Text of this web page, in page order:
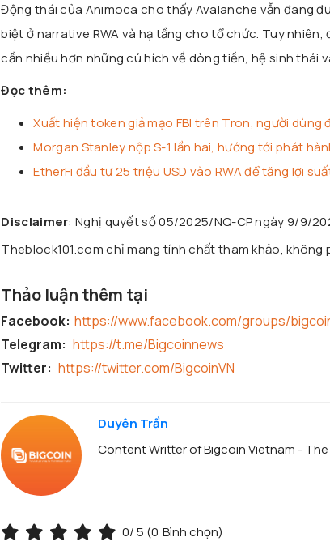
Động thái của Animoca cho thấy Avalanche vẫn đang
biệt ở narrative RWA và hạ tầng cho tổ chức. Tuy
cần nhiều hơn những cú hích về dòng tiền, hệ sinh thái
Đọc thêm:
Xuất hiện token giả mạo FBI trên Tron, người dùng
Morgan Stanley nộp S-1 lần hai, hướng tới phát
EtherFi đầu tư 25 triệu USD vào RWA để tăng lợi
Disclaimer: Nghị quyết số 05/2025/NQ-CP ngày 9/9/
Theblock101.com chỉ mang tính chất tham khảo, không
Thảo luận thêm tại
Facebook: https://www.facebook.com/groups/
Telegram: https://t.me/Bigcoinnews
Twitter: https://twitter.com/BigcoinVN
Duyên Trần
Content Writter of Bigcoin Vietnam -
0/ 5 (0 Bình chọn)